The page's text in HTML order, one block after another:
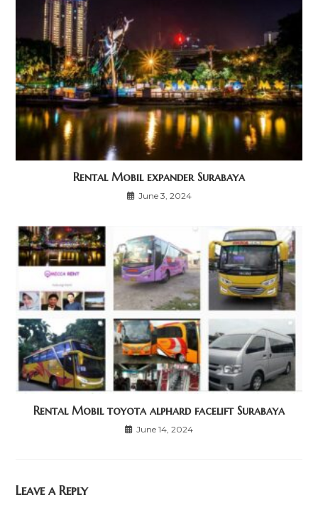
Rental Mobil expander Surabaya
June 3, 2024
Rental Mobil toyota alphard facelift Surabaya
June 14, 2024
Leave a Reply